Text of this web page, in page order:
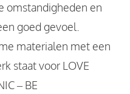
omstandigheden en
goed gevoel.
materialen met een
staat voor LOVE
– BE